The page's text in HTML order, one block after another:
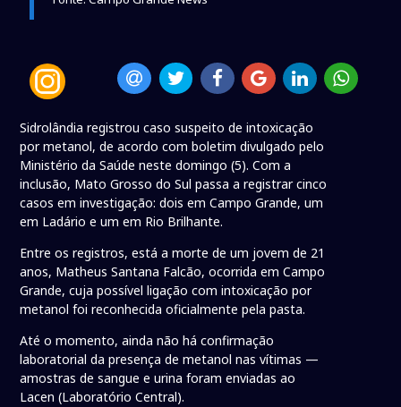
Sidrolândia registrou caso suspeito de intoxicação
por metanol, de acordo com boletim divulgado pelo
Ministério da Saúde neste domingo (5). Com a
inclusão, Mato Grosso do Sul passa a registrar cinco
casos em investigação: dois em Campo Grande, um
em Ladário e um em Rio Brilhante.
Entre os registros, está a morte de um jovem de 21
anos, Matheus Santana Falcão, ocorrida em Campo
Grande, cuja possível ligação com intoxicação por
metanol foi reconhecida oficialmente pela pasta.
Até o momento, ainda não há confirmação
laboratorial da presença de metanol nas vítimas —
amostras de sangue e urina foram enviadas ao
Lacen (Laboratório Central).